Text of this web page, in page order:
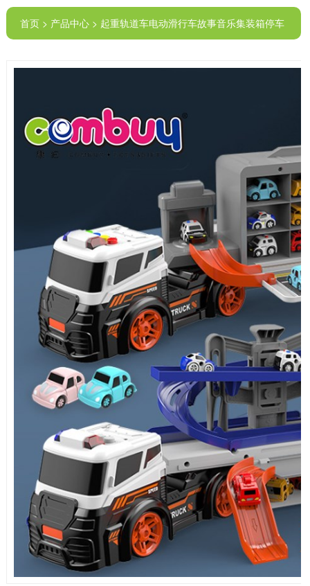
首页 > 产品中心 > 起重轨道车电动滑行车故事音乐集装箱停车